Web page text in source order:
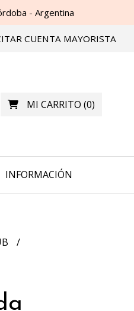
- Argentina
CUENTA MAYORISTA
MI CARRITO (0)
INFORMACIÓN